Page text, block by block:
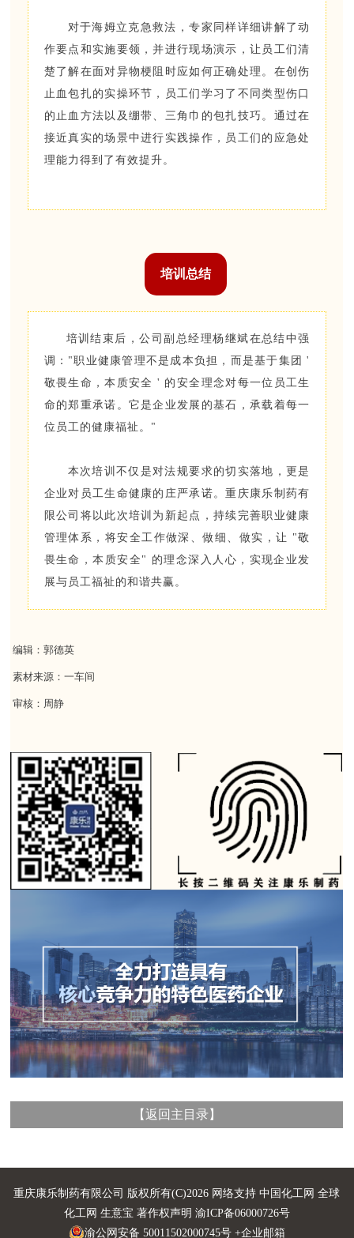
对于海姆立克急救法，专家同样详细讲解了动
作要点和实施要领，并进行现场演示，让员工们清
楚了解在面对异物梗阻时应如何正确处理。在创伤
止血包扎的实操环节，员工们学习了不同类型伤口
的止血方法以及绷带、三角巾的包扎技巧。通过在
接近真实的场景中进行实践操作，员工们的应急处
理能力得到了有效提升。
培训总结
培训结束后，公司副总经理杨继斌在总结中强
调："职业健康管理不是成本负担，而是基于集团 '
敬畏生命，本质安全 ' 的安全理念对每一位员工生
命的郑重承诺。它是企业发展的基石，承载着每一
位员工的健康福祉。"
本次培训不仅是对法规要求的切实落地，更是
企业对员工生命健康的庄严承诺。重庆康乐制药有
限公司将以此次培训为新起点，持续完善职业健康
管理体系，将安全工作做深、做细、做实，让 "敬
畏生命，本质安全" 的理念深入人心，实现企业发
展与员工福祉的和谐共赢。
编辑：郭德英
素材来源：一车间
审核：周静
【返回主目录 】
重庆康乐制药有限公司 版权所有(C)2026 网络支持中国化工网 全球
化工网 生意宝 著作权声明 渝ICP备06000726号
渝公网安备 50011502000745号 +企业邮箱